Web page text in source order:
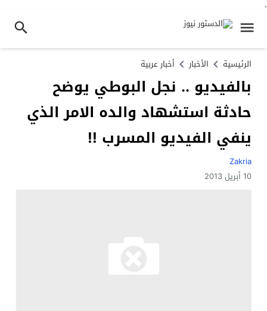
.
الرئيسية الأخبار أخبار عربية
بالفيديو .. نجل البوطي يوضح
حادثة استشهاد والده الامر الذي
ينفي الفيديو المسرب !!
Zakria
10 أبريل 2013